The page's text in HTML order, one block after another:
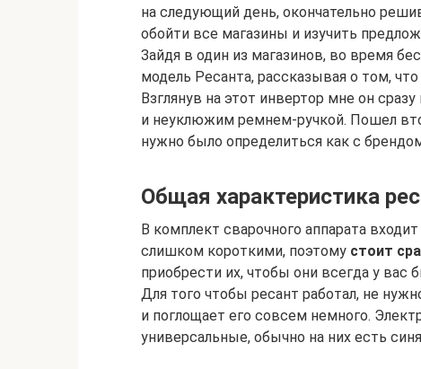
на следующий день, окончательно
обойти все магазины и изучить
Зайдя в один из магазинов, во время
модель Ресанта, рассказывая о том,
Взглянув на этот инвертор мне он
и неуклюжим ремнем-ручкой. Пошел
нужно было определиться как с
Общая характеристика
В комплект сварочного аппарата
слишком короткими, поэтому стоит
приобрести их, чтобы они всегда у вас
Для того чтобы ресант работал, не
и поглощает его совсем немного.
универсальные, обычно на них есть